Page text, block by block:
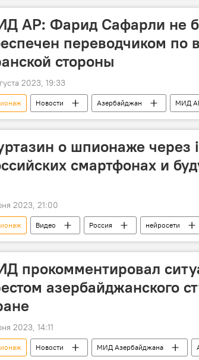
АР: Фарид Сафарли не
переводчиком по
стороны
2023, 19:33
Новости Азербайджан МИД
о шпионаже через
смартфонах и
2023, 21:00
Видео Россия нейросети
прокомментировал
азербайджанского
2023, 14:11
Новости МИД Азербайджана